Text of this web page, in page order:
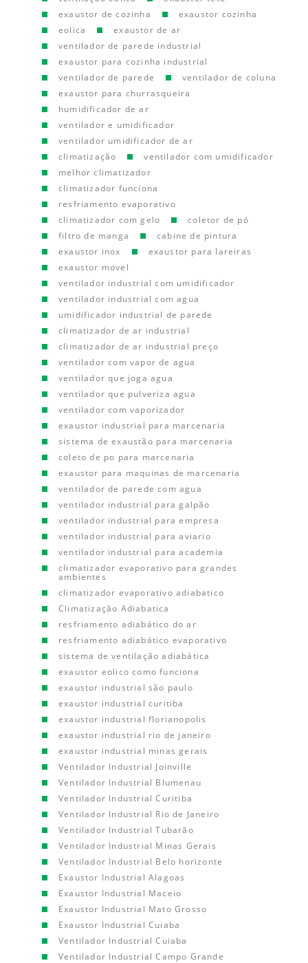
exaustor de cozinha
exaustor cozinha
eolica
exaustor de ar
ventilador de parede industrial
exaustor para cozinha industrial
ventilador de parede
ventilador de coluna
exaustor para churrasqueira
humidificador de ar
ventilador e umidificador
ventilador umidificador de ar
climatização
ventilador com umidificador
melhor climatizador
climatizador funciona
resfriamento evaporativo
climatizador com gelo
coletor de pó
filtro de manga
cabine de pintura
exaustor inox
exaustor para lareiras
exaustor movel
ventilador industrial com umidificador
ventilador industrial com agua
umidificador industrial de parede
climatizador de ar industrial
climatizador de ar industrial preço
ventilador com vapor de agua
ventilador que joga agua
ventilador que pulveriza agua
ventilador com vaporizador
exaustor industrial para marcenaria
sistema de exaustão para marcenaria
coleto de po para marcenaria
exaustor para maquinas de marcenaria
ventilador de parede com agua
ventilador industrial para galpão
ventilador industrial para empresa
ventilador industrial para aviario
ventilador industrial para academia
climatizador evaporativo para grandes
ambientes
climatizador evaporativo adiabatico
Climatização Adiabatica
resfriamento adiabático do ar
resfriamento adiabático evaporativo
sistema de ventilação adiabática
exaustor eolico como funciona
exaustor industrial são paulo
exaustor industrial curitiba
exaustor industrial florianopolis
exaustor industrial rio de janeiro
exaustor industrial minas gerais
Ventilador Industrial Joinville
Ventilador Industrial Blumenau
Ventilador Industrial Curitiba
Ventilador Industrial Rio de Janeiro
Ventilador Industrial Tubarão
Ventilador Industrial Minas Gerais
Ventilador Industrial Belo horizonte
Exaustor Industrial Alagoas
Exaustor Industrial Maceio
Exaustor Industrial Mato Grosso
Exaustor Industrial Cuiaba
Ventilador Industrial Cuiaba
Ventilador Industrial Campo Grande